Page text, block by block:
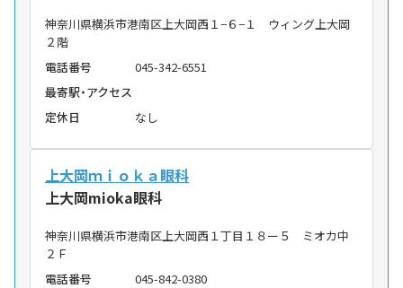
神奈川県横浜市港南区上大岡西１−６−１ ウィング上大岡
２階
電話番号
045-342-6551
最寄駅・アクセス
定休日
なし
上大岡ｍｉｏｋａ眼科
上大岡mioka眼科
神奈川県横浜市港南区上大岡西１丁目１８ー５ ミオカ中
２Ｆ
電話番号
045-842-0380